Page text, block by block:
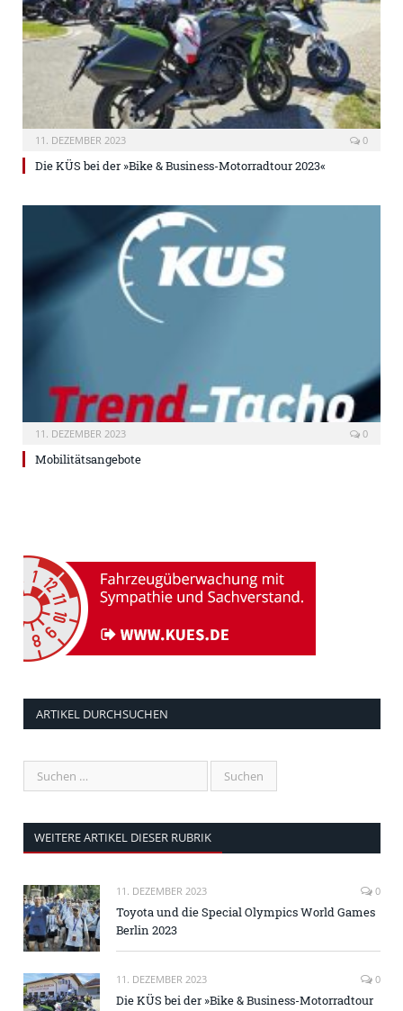
11. DEZEMBER 2023 0
Die KÜS bei der »Bike & Business-Motorradtour 2023«
11. DEZEMBER 2023 0
Mobilitätsangebote
ARTIKEL DURCHSUCHEN
WEITERE ARTIKEL DIESER RUBRIK
11. DEZEMBER 2023 0
Toyota und die Special Olympics World Games
Berlin 2023
11. DEZEMBER 2023 0
Die KÜS bei der »Bike & Business-Motorradtour